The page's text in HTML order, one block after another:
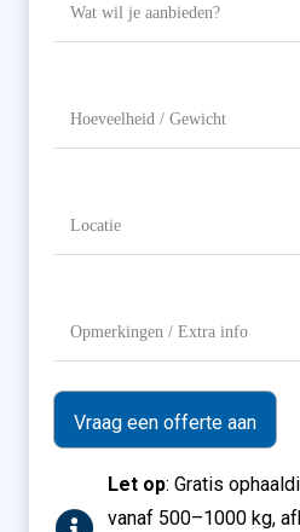
Extra
info
Let op: Gratis
vanaf 500–1000 kg,